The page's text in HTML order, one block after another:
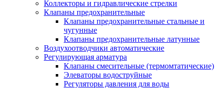
Коллекторы и гидравлические стрелки
Клапаны предохранительные
Клапаны предохранительные стальные и
чугунные
Клапаны предохранительные латунные
Воздухоотводчики автоматические
Регулирующая арматура
Клапаны смесительные (термомтатические)
Элеваторы водоструйные
Регуляторы давления для воды